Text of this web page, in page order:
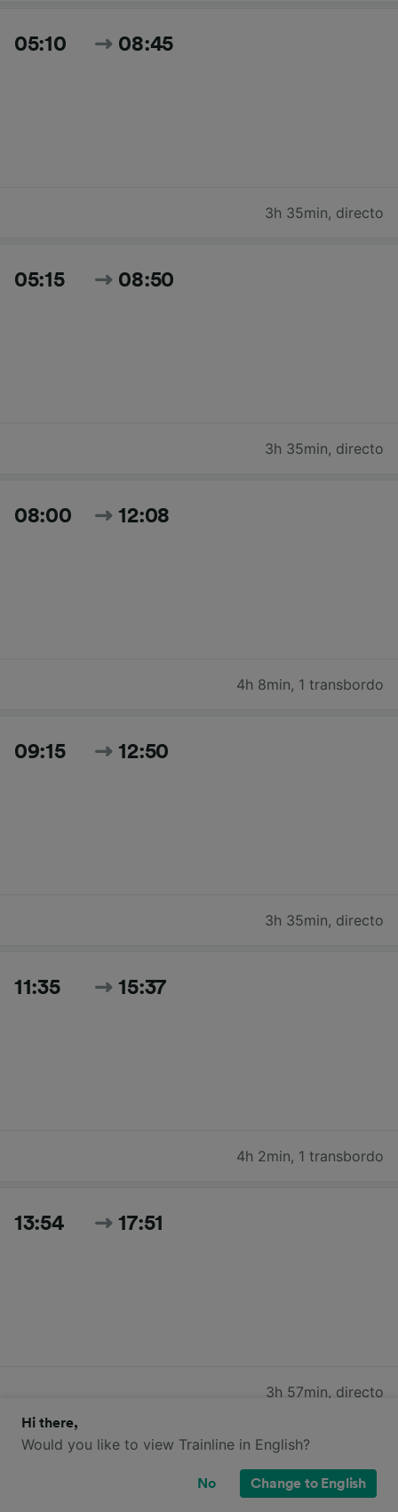
05:10 08:45
3h 35min, directo
05:15 08:50
3h 35min, directo
08:00 12:08
4h 8min, 1 transbordo
09:15 12:50
3h 35min, directo
11:35 15:37
4h 2min, 1 transbordo
13:54 17:51
3h 57min, directo
Hi there,
Would you like to view Trainline in English?
No Change to English